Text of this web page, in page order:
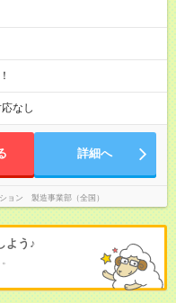
なし
詳細へ
ョン 製造事業部（全国）
よう♪